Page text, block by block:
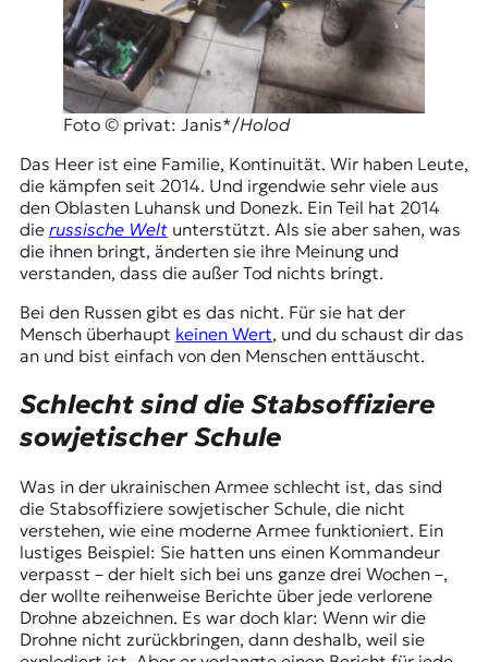
Foto © privat: Janis*/Holod
Das Heer ist eine Familie, Kontinuität. Wir haben Leute,
die kämpfen seit 2014. Und irgendwie sehr viele aus
den Oblasten Luhansk und Donezk. Ein Teil hat 2014
die russische Weltunterstützt. Als sie aber sahen, was
die ihnen bringt, änderten sie ihre Meinung und
verstanden, dass die außer Tod nichts bringt.
Bei den Russen gibt es das nicht. Für sie hat der
Mensch überhaupt keinen Wert, und du schaust dir das
an und bist einfach von den Menschen enttäuscht.
Schlecht sind die Stabsoffiziere
sowjetischer Schule
Was in der ukrainischen Armee schlecht ist, das sind
die Stabsoffiziere sowjetischer Schule, die nicht
verstehen, wie eine moderne Armee funktioniert. Ein
lustiges Beispiel: Sie hatten uns einen Kommandeur
verpasst – der hielt sich bei uns ganze drei Wochen –,
der wollte reihenweise Berichte über jede verlorene
Drohne abzeichnen. Es war doch klar: Wenn wir die
Drohne nicht zurückbringen, dann deshalb, weil sie